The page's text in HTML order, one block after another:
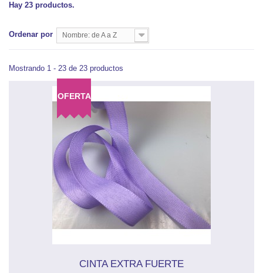
Hay 23 productos.
Ordenar por Nombre: de A a Z
Mostrando 1 - 23 de 23 productos
OFERTA
CINTA EXTRA FUERTE